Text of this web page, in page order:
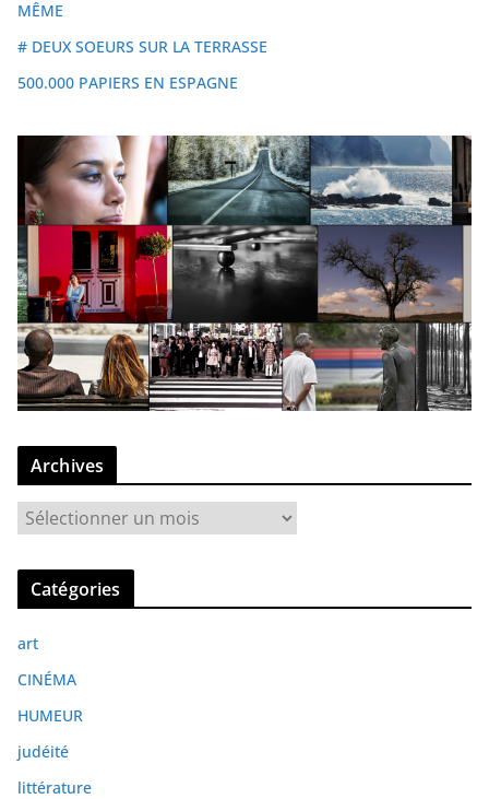
MÊME
# DEUX SOEURS SUR LA TERRASSE
500.000 PAPIERS EN ESPAGNE
Archives
r
c
v
e
s
Catégories
art
CINÉMA
HUMEUR
judéité
littérature